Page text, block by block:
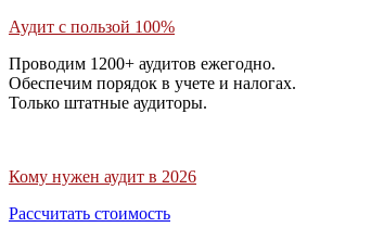
Аудит с пользой 100%
Проводим 1200+ аудитов ежегодно.
Обеспечим порядок в учете и налогах.
Только штатные аудиторы.
Кому нужен аудит в 2026
Рассчитать стоимость